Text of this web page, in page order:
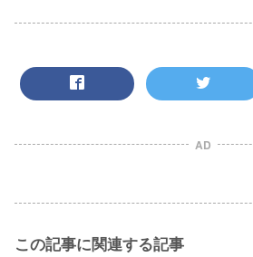
AD
この記事に関連する記事